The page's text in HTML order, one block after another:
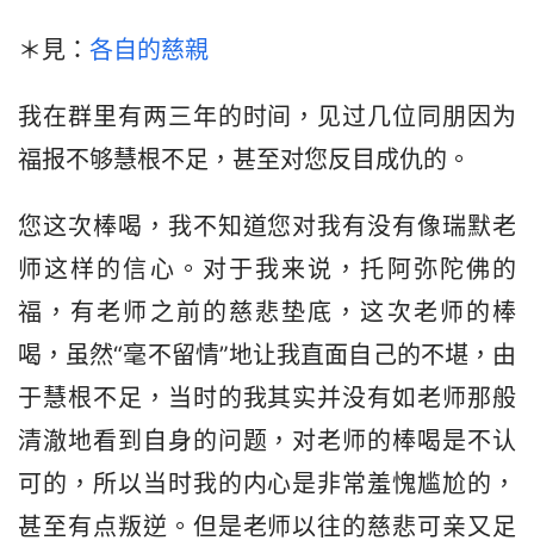
＊見： 各自的慈親
我在群里有两三年的时间，见过几位同朋因为
福报不够慧根不足，甚至对您反目成仇的。
您这次棒喝，我不知道您对我有没有像瑞默老
师这样的信心。对于我来说，托阿弥陀佛的
福，有老师之前的慈悲垫底，这次老师的棒
喝，虽然“毫不留情”地让我直面自己的不堪，由
于慧根不足，当时的我其实并没有如老师那般
清澈地看到自身的问题，对老师的棒喝是不认
可的，所以当时我的内心是非常羞愧尴尬的，
甚至有点叛逆。但是老师以往的慈悲可亲又足